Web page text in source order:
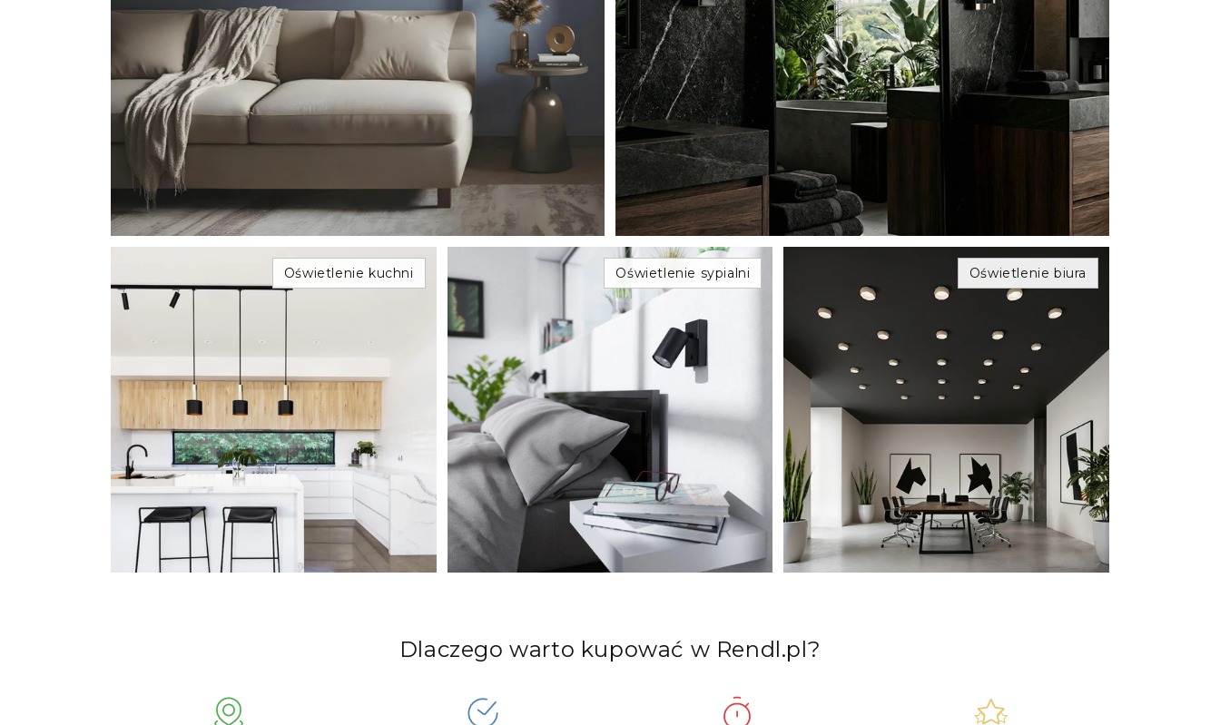
Zaciski IP
Kable
Kontrolery
Czujniki
Oświetlenie kuchni Oświetlenie sypialni Oświetlenie biura
Dlaczego warto kupować w Rendl.pl?